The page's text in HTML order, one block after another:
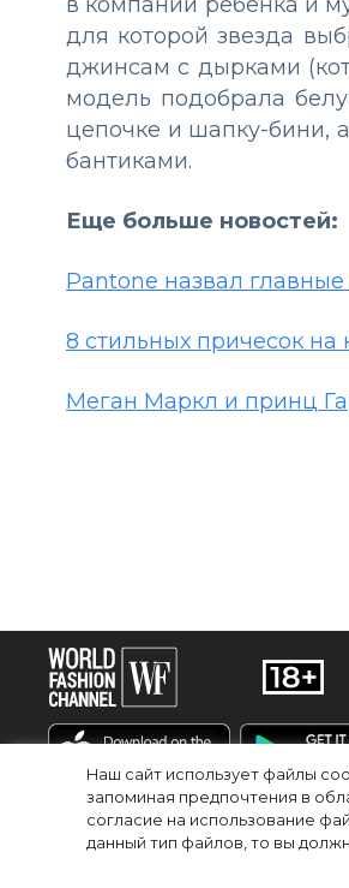
Наш сайт использует файлы
запоминая предпочтения в
согласие на использование
данный тип файлов, то вы
для которой звезда
джинсам с дырками
модель подобрала
цепочке и шапку-бини,
бантиками.
Еще больше новостей:
Pantone назвал
8 стильных причесок на
Меган Маркл и принц
EN
© 2025Сетевое издание «World Fashion